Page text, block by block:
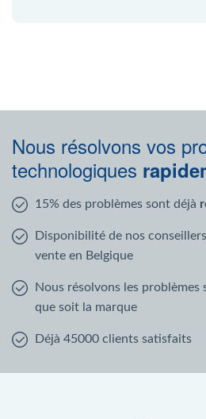
Nous résolvons vos
technologiques
15% des problèmes sont déjà
Disponibilité de nos
vente en Belgique
Nous résolvons les problèmes
que soit la marque
Déjà 45000 clients satisfaits